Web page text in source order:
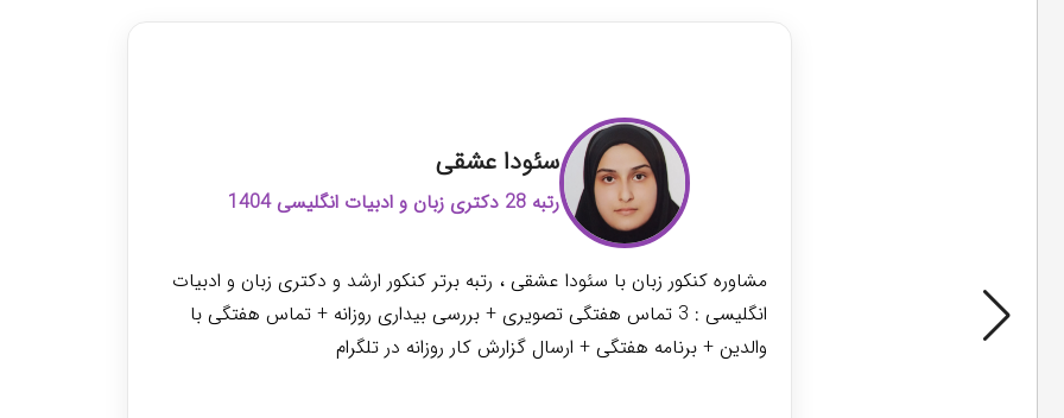
سئودا عشقی
رتبه 28 دکتری زبان و ادبیات انگلیسی 1404
مشاوره کنکور زبان با سئودا عشقی ، رتبه برتر کنکور ارشد و دکتری زبان و ادبیات
انگلیسی : 3 تماس هفتگی تصویری + بررسی بیداری روزانه + تماس هفتگی با
والدین + برنامه هفتگی + ارسال گزارش کار روزانه در تلگرام